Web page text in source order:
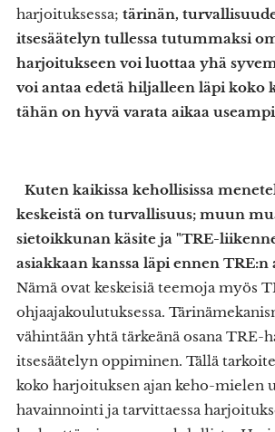
harjoituksessa; tärinän,
itsesäätelyn tullessa tutummaksi
harjoitukseen voi luottaa yhä
voi antaa edetä hiljalleen läpi koko
tähän on hyvä varata aikaa
Kuten kaikissa kehollisissa
keskeistä on turvallisuus; muun
sietoikkunan käsite ja "TRE-
asiakkaan kanssa läpi ennen
Nämä ovat keskeisiä teemoja myös
ohjaajakoulutuksessa.
vähintään yhtä tärkeänä osana TRE-
itsesäätelyn oppiminen. Tällä
koko harjoituksen ajan keho-mielen
havainnointi ja tarvittaessa